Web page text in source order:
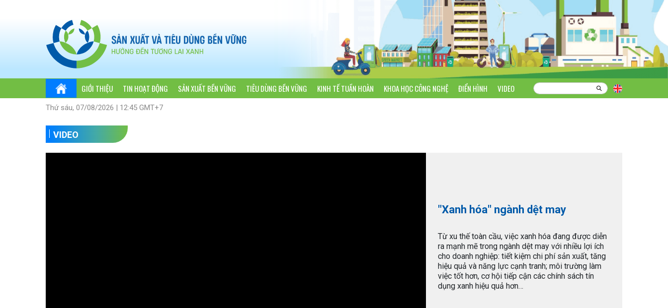
GIỚI THIỆU TIN HOẠT ĐỘNG SẢN XUẤT BỀN VỮNG TIÊU DÙNG BỀN VỮNG KINH TẾ TUẦN HOÀN KHOA HỌC CÔNG NGHỆ ĐIỂN HÌNH VIDEO
Thứ sáu, 07/08/2026 | 12:45 GMT+7
VIDEO
"Xanh hóa" ngành dệt may
Từ xu thế toàn cầu, việc xanh hóa đang được diễn
ra mạnh mẽ trong ngành dệt may với nhiều lợi ích
cho doanh nghiệp: tiết kiệm chi phí sản xuất, tăng
hiệu quả và năng lực cạnh tranh; môi trường làm
việc tốt hơn, cơ hội tiếp cận các chính sách tín
dụng xanh hiệu quả hơn…